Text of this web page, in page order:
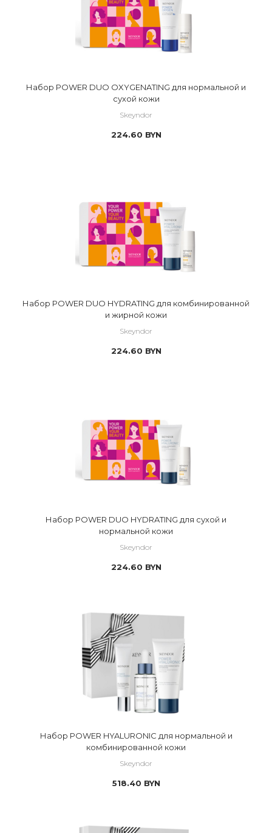
Набор POWER DUO OXYGENATING для нормальной и
сухой кожи
Skeyndor
224.60 BYN
Набор POWER DUO HYDRATING для комбинированной
и жирной кожи
Skeyndor
224.60 BYN
Набор POWER DUO HYDRATING для сухой и
нормальной кожи
Skeyndor
224.60 BYN
Набор POWER HYALURONIC для нормальной и
комбинированной кожи
Skeyndor
518.40 BYN